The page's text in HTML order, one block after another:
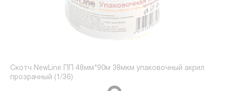
Скотч NewLine ПП 48мм*90м 38мкм упаковочный акрил
прозрачный (1/36)